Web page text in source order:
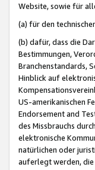
Website, sowie für
(a) für den
(b) dafür, dass die
Bestimmungen,
Branchenstandards,
Hinblick auf
US-amerikanischen
Endorsement and
des Missbrauchs
elektronische
natürlichen oder
auferlegt werden,